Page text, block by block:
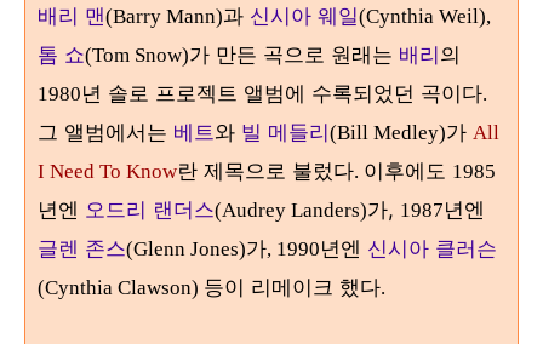
배리 맨(Barry Mann)과 신시아 웨일(Cynthia Weil),
톰 쇼(Tom Snow)가 만든 곡으로 원래는 배리의
1980년 솔로 프로젝트 앨범에 수록되었던 곡이다.
그 앨범에서는 베트와 빌 메들리(Bill Medley)가 All
I Need To Know란 제목으로 불렀다. 이후에도 1985
년엔 오드리 랜더스(Audrey Landers)가, 1987년엔
글렌 존스(Glenn Jones)가, 1990년엔 신시아 클러슨
(Cynthia Clawson) 등이 리메이크 했다.